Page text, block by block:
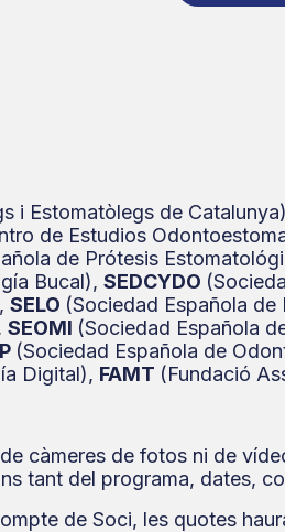
i Estomatòlegs de
de Estudios
de Prótesis
Bucal), SEDCYDO
SELO (Sociedad Española
SEOMI (Sociedad Española
(Sociedad Española de
Digital), FAMT (Fundació
càmeres de fotos ni de
tant del programa, dates,
de Soci, les quotes